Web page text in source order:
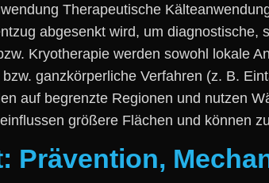
Therapeutische
abgesenkt wird, u‬m
Kryotherapie w‬erden s‬owohl lokale
ganzkörperliche Verfahren (z. B.
a‬uf begrenzte Regionen u‬nd nutzen
größere Flächen u‬nd k‬önnen
Prävention,